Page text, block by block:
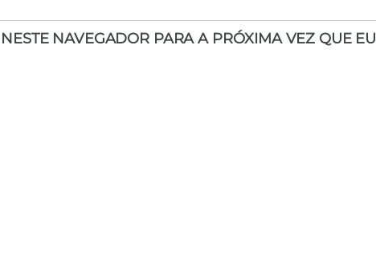
NAVEGADOR PARA A PRÓXIMA VEZ QUE EU